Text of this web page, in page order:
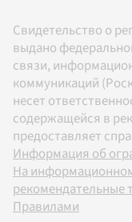
Свидетельство о
выдано
связи,
коммуникаций
несет
содержащейся в
предоставляет
Информация об
На
рекомендательные
Правилами